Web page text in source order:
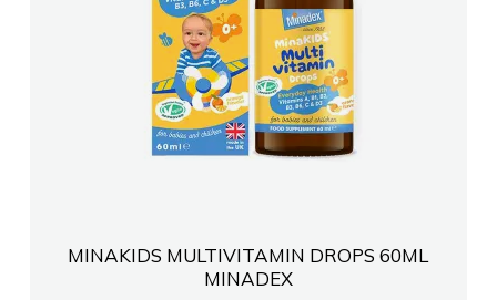
MINAKIDS MULTIVITAMIN DROPS 60ML
MINADEX